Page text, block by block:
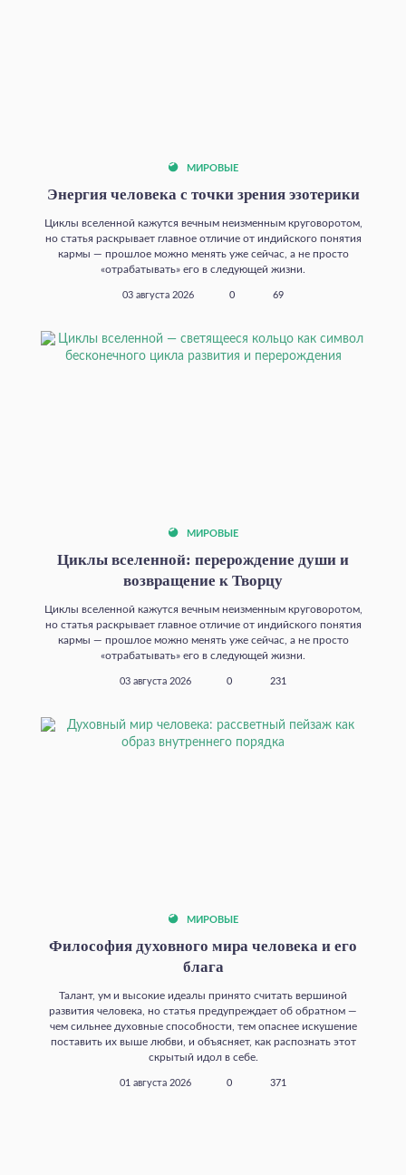
МИРОВЫЕ
Энергия человека с точки зрения эзотерики
Циклы вселенной кажутся вечным неизменным круговоротом,
но статья раскрывает главное отличие от индийского понятия
кармы — прошлое можно менять уже сейчас, а не просто
«отрабатывать» его в следующей жизни.
03 августа 2026 0 69
МИРОВЫЕ
Циклы вселенной: перерождение души и
возвращение к Творцу
Циклы вселенной кажутся вечным неизменным круговоротом,
но статья раскрывает главное отличие от индийского понятия
кармы — прошлое можно менять уже сейчас, а не просто
«отрабатывать» его в следующей жизни.
03 августа 2026 0 231
МИРОВЫЕ
Философия духовного мира человека и его
блага
Талант, ум и высокие идеалы принято считать вершиной
развития человека, но статья предупреждает об обратном —
чем сильнее духовные способности, тем опаснее искушение
поставить их выше любви, и объясняет, как распознать этот
скрытый идол в себе.
01 августа 2026 0 371